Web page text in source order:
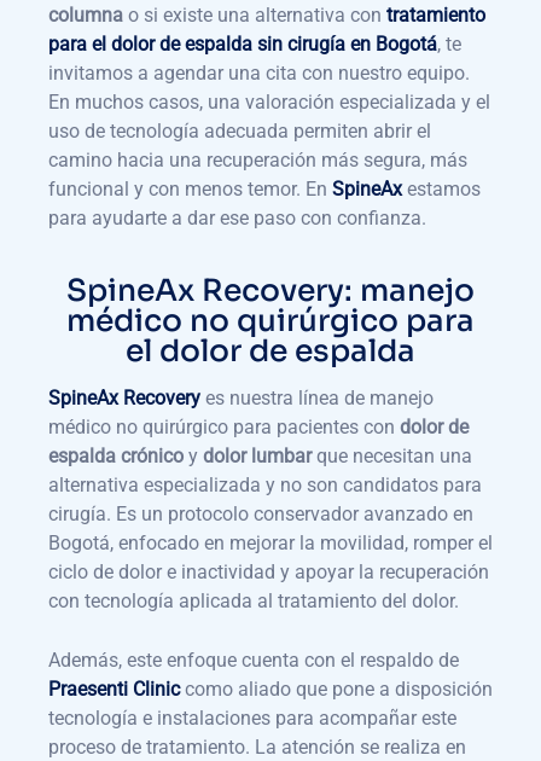
columna o si existe una alternativa con tratamiento
para el dolor de espalda sin cirugía en Bogotá, te
invitamos a agendar una cita con nuestro equipo.
En muchos casos, una valoración especializada y el
uso de tecnología adecuada permiten abrir el
camino hacia una recuperación más segura, más
funcional y con menos temor. En SpineAx estamos
para ayudarte a dar ese paso con confianza.
SpineAx Recovery: manejo
médico no quirúrgico para
el dolor de espalda
SpineAx Recovery es nuestra línea de manejo
médico no quirúrgico para pacientes con dolor de
espalda crónico y dolor lumbarque necesitan una
alternativa especializada y no son candidatos para
cirugía. Es un protocolo conservador avanzado en
Bogotá, enfocado en mejorar la movilidad, romper el
ciclo de dolor e inactividad y apoyar la recuperación
con tecnología aplicada al tratamiento del dolor.
Además, este enfoque cuenta con el respaldo de
Praesenti Cliniccomo aliado que pone a disposición
tecnología e instalaciones para acompañar este
proceso de tratamiento. La atención se realiza en